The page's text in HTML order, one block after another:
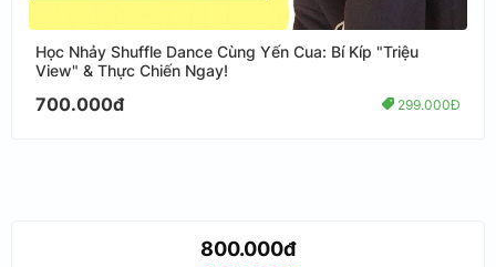
Học Nhảy Shuffle Dance Cùng Yến Cua: Bí Kíp "Triệu
View" & Thực Chiến Ngay!
700.000đ 299.000Đ
800.000đ